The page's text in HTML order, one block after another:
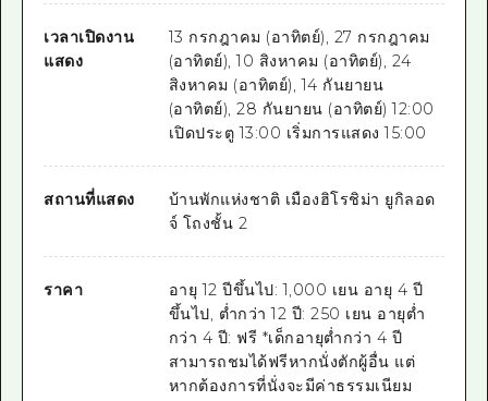
เวลาเปิดงาน
แสดง
13 กรกฎาคม (อาทิตย์), 27 กรกฎาคม
(อาทิตย์), 10 สิงหาคม (อาทิตย์), 24
สิงหาคม (อาทิตย์), 14 กันยายน
(อาทิตย์), 28 กันยายน (อาทิตย์) 12:00
เปิดประตู 13:00 เริ่มการแสดง 15:00
สถานที่แสดง
บ้านพักแห่งชาติ เมืองฮิโรชิม่า ยูกิลอด
จ์ โถงชั้น 2
ราคา
อายุ 12 ปีขึ้นไป: 1,000 เยน อายุ 4 ปี
ขึ้นไป, ต่ำกว่า 12 ปี: 250 เยน อายุต่ำ
กว่า 4 ปี: ฟรี *เด็กอายุต่ำกว่า 4 ปี
สามารถชมได้ฟรีหากนั่งตักผู้อื่น แต่
หากต้องการที่นั่งจะมีค่าธรรมเนียม